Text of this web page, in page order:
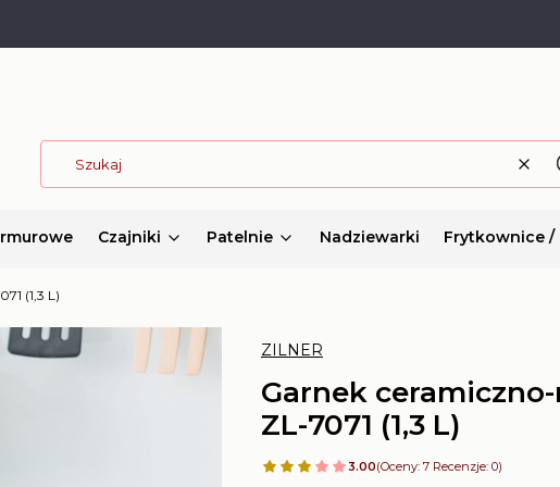
Czajniki Patelnie Nadziewarki Frytkownice /
(1,3 L)
ZILNER
Garnek
ZL-7071 (1,3 L)
3.00(Oceny: 7 Recenzje: 0)